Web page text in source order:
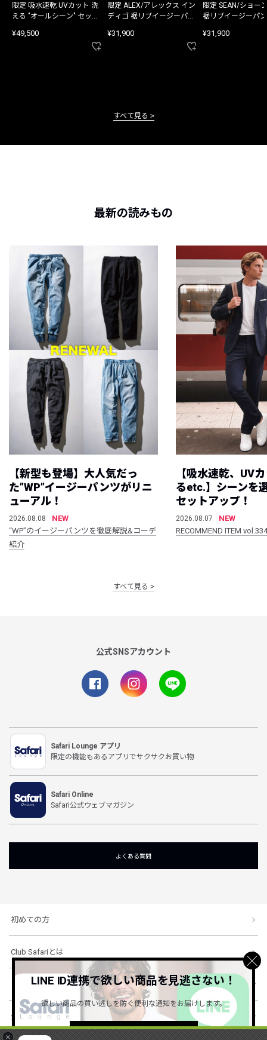
×
限定 吸水速乾 UVカット 洗
える "オールシーン" セット
¥49,500
限定 ALEX/アレックス イン
ディゴ 裾リブイージーパン
¥31,900
限定 SEAN/ショー
裾リブイージーパ
¥31,900
すべて見る
最新の読みもの
【新型も登場】大人気だっ
た”WP”イージーパンツがリニ
ューアル！
2026.08.08
NEW
“WP”のイージーパンツを徹底解説&コーデ
紹介
【吸水速乾、UV
るetc.】シーンを
セットアップ！
2026.08.07
NEW
RECOMMEND ITEM vol.334
すべて見る
公式SNSアカウント
Safari Lounge アプリ
限定の機能もあるアプリでサクサクお買い物
Safari Online
Safari公式ウェブマガジン
よくある質問
初めての方
Club Safariとは
ショッピングガイド
会社概要・規約
LINE ID連携で欲しい商品を見逃さない！
欲しい商品の買い逃しを防ぐ便利な通知をお届けします。
詳しくはこちら ＞